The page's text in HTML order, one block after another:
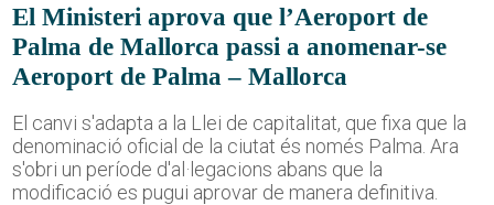
El Ministeri aprova que l’Aeroport de
Palma de Mallorca passi a anomenar-se
Aeroport de Palma – Mallorca
El canvi s'adapta a la Llei de capitalitat, que fixa que la
denominació oficial de la ciutat és només Palma. Ara
s'obri un període d'al·legacions abans que la
modificació es pugui aprovar de manera definitiva.